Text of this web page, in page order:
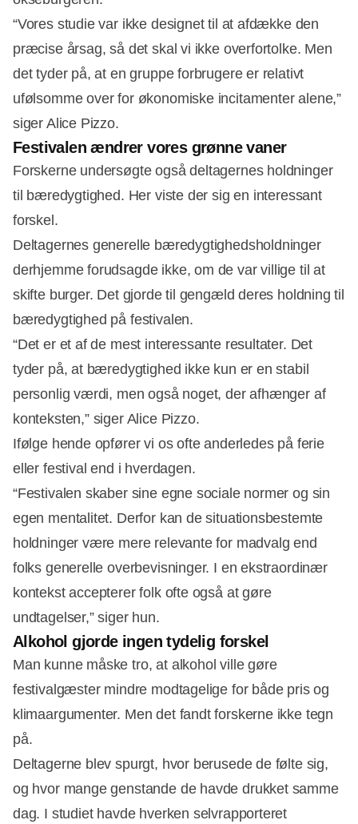
“Vores studie var ikke designet til at afdække den
præcise årsag, så det skal vi ikke overfortolke. Men
det tyder på, at en gruppe forbrugere er relativt
ufølsomme over for økonomiske incitamenter alene,”
siger Alice Pizzo.
Festivalen ændrer vores grønne vaner
Forskerne undersøgte også deltagernes holdninger
til bæredygtighed. Her viste der sig en interessant
forskel.
Deltagernes generelle bæredygtighedsholdninger
derhjemme forudsagde ikke, om de var villige til at
skifte burger. Det gjorde til gengæld deres holdning til
bæredygtighed på festivalen.
“Det er et af de mest interessante resultater. Det
tyder på, at bæredygtighed ikke kun er en stabil
personlig værdi, men også noget, der afhænger af
konteksten,” siger Alice Pizzo.
Ifølge hende opfører vi os ofte anderledes på ferie
eller festival end i hverdagen.
“Festivalen skaber sine egne sociale normer og sin
egen mentalitet. Derfor kan de situationsbestemte
holdninger være mere relevante for madvalg end
folks generelle overbevisninger. I en ekstraordinær
kontekst accepterer folk ofte også at gøre
undtagelser,” siger hun.
Alkohol gjorde ingen tydelig forskel
Man kunne måske tro, at alkohol ville gøre
festivalgæster mindre modtagelige for både pris og
klimaargumenter. Men det fandt forskerne ikke tegn
på.
Deltagerne blev spurgt, hvor berusede de følte sig,
og hvor mange genstande de havde drukket samme
dag. I studiet havde hverken selvrapporteret